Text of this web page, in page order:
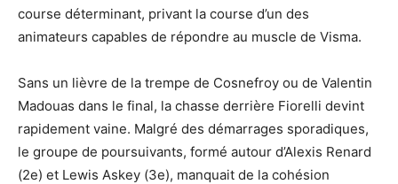
course déterminant, privant la course d’un des
animateurs capables de répondre au muscle de Visma.
Sans un lièvre de la trempe de Cosnefroy ou de Valentin
Madouas dans le final, la chasse derrière Fiorelli devint
rapidement vaine. Malgré des démarrages sporadiques,
le groupe de poursuivants, formé autour d’Alexis Renard
(2e) et Lewis Askey (3e), manquait de la cohésion